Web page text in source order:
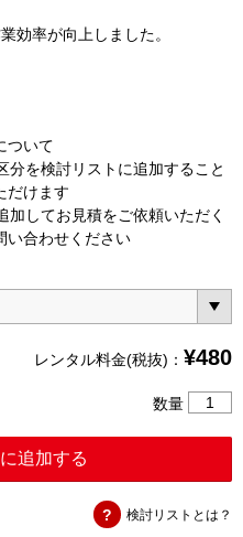
効率が向上しました。
ついて
分を検討リストに追加すること
だけます
加してお見積をご依頼いただく
い合わせください
レンタル料金(税抜)： ¥480
数量
（FH-
追加する
検討リストとは？